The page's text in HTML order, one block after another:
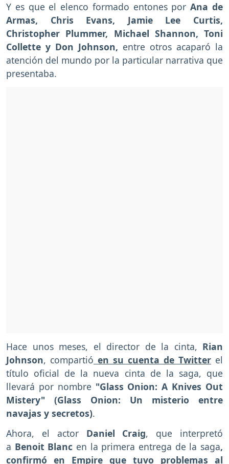
Y es que el elenco formado entones porAna de
Armas, Chris Evans, Jamie Lee Curtis,
Christopher Plummer, Michael Shannon, Toni
Collette y Don Johnson, entre otros acaparó la
atención del mundo por la particular narrativa que
presentaba.
Hace unos meses, el director de la cinta, Rian
Johnson, compartió en su cuenta de Twitter el
título oficial de la nueva cinta de la saga, que
llevará por nombre "Glass Onion: A Knives Out
Mistery" (Glass Onion: Un misterio entre
navajas y secretos).
Ahora, el actor Daniel Craig, que interpretó
a Benoit Blanc en la primera entrega de la saga,
confirmó en Empire que tuvo problemas al